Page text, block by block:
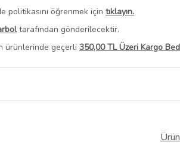
politikasını öğrenmek için tıklayın.
tarafından gönderilecektir.
ürünlerinde geçerli 350,00 TL Üzeri Kargo
Tüm Ürünlerini Görüntüle